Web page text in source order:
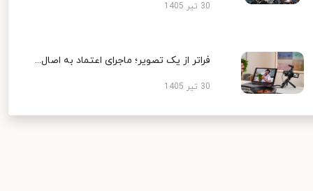
30 تیر 1405
فراتر از یک تصویر؛ ماجرای اعتماد به اصال...
30 تیر 1405